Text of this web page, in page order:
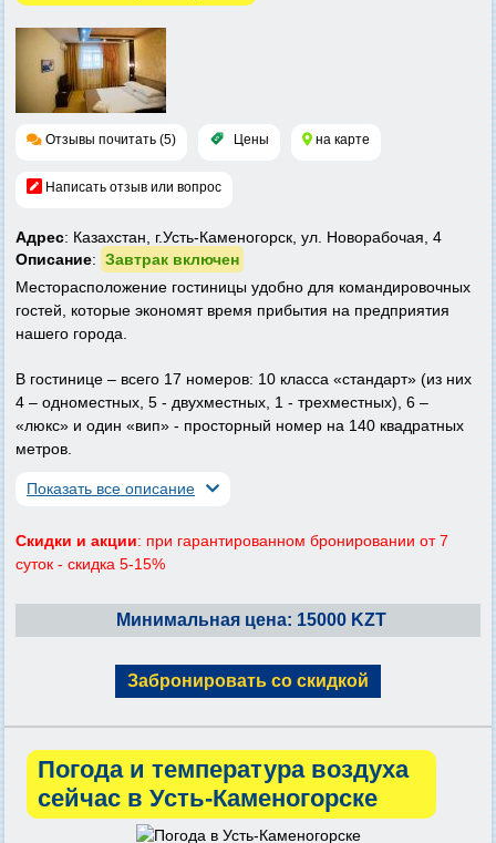
Отзывы почитать (5) Цены на карте
Написать отзыв или вопрос
Адрес: Казахстан, г.Усть-Каменогорск, ул. Новорабочая, 4
Описание: Завтрак включен
Месторасположение гостиницы удобно для командировочных
гостей, которые экономят время прибытия на предприятия
нашего города.
В гостинице – всего 17 номеров: 10 класса «стандарт» (из них
4 – одноместных, 5 - двухместных, 1 - трехместных), 6 –
«люкс» и один «вип» - просторный номер на 140 квадратных
метров.
Показать все описание
Скидки и акции: при гарантированном бронировании от 7
суток - скидка 5-15%
Минимальная цена: 15000 KZT
Забронировать со скидкой
Погода и температура воздуха
сейчас в Усть-Каменогорске